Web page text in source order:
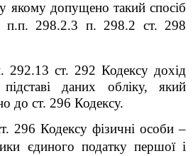
якому допущено такий спосіб
п.п. 298.2.3 п. 298.2 ст. 298
292.13 ст. 292 Кодексу дохід
даних обліку, який
до ст. 296 Кодексу.
296 Кодексу фізичні особи –
єдиного податку першої і